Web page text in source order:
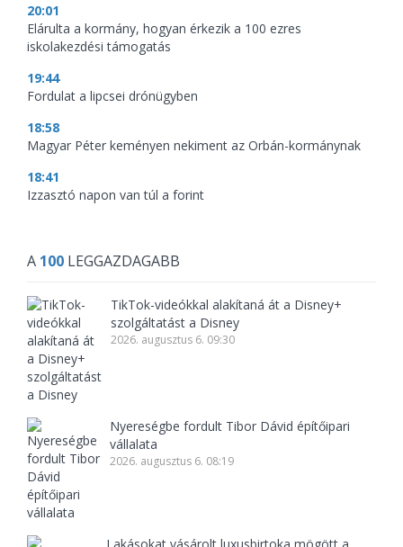
20:01
Elárulta a kormány, hogyan érkezik a 100 ezres
iskolakezdési támogatás
19:44
Fordulat a lipcsei drónügyben
18:58
Magyar Péter keményen nekiment az Orbán-kormánynak
18:41
Izzasztó napon van túl a forint
A 100 LEGGAZDAGABB
TikTok-videókkal alakítaná át a Disney+
szolgáltatást a Disney
2026. augusztus 6. 09:30
Nyereségbe fordult Tibor Dávid építőipari
vállalata
2026. augusztus 6. 08:19
Lakásokat vásárolt luxusbirtoka mögött a